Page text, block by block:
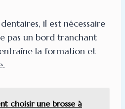
il est nécessaire
pas un bord tranchant
la formation et
choisir une brosse à